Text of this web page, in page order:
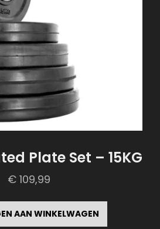
Plate Set – 15KG
€109,99
AAN WINKELWAGEN